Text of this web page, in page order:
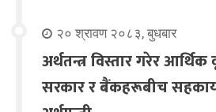
२० श्रावण २०८३, बुधबार
अर्थतन्त्र विस्तार गरेर आर्थिक
सरकार र बैंकहरूबीच